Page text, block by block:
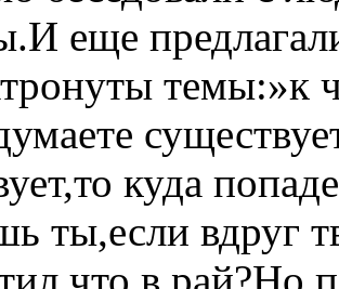
еще
темы:»к
куда
ты,если вдруг
в рай?Но